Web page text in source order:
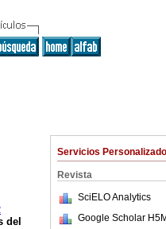
Servicios
Revista
SciELO Analytics
Google Scholar
del